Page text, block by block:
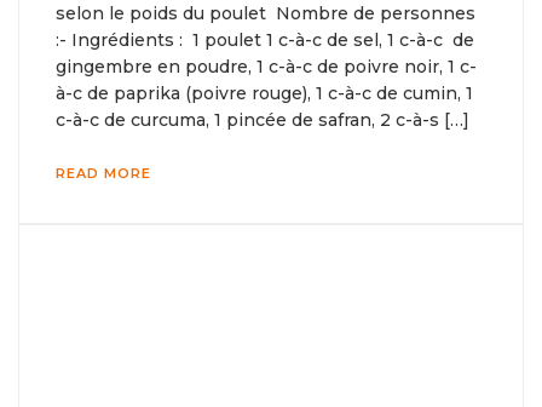
selon le poids du poulet Nombre de personnes
:- Ingrédients : 1 poulet 1 c-à-c de sel, 1 c-à-c de
gingembre en poudre, 1 c-à-c de poivre noir, 1 c-
à-c de paprika (poivre rouge), 1 c-à-c de cumin, 1
c-à-c de curcuma, 1 pincée de safran, 2 c-à-s […]
READ MORE